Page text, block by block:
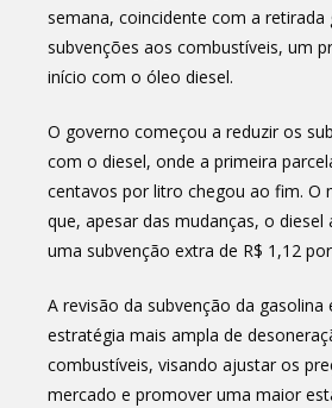
semana, coincidente com a retirada
subvenções aos combustíveis, um
início com o óleo diesel.
O governo começou a reduzir os
com o diesel, onde a primeira
centavos por litro chegou ao fim. O
que, apesar das mudanças, o diesel
uma subvenção extra de R$ 1,12
A revisão da subvenção da gasolina
estratégia mais ampla de
combustíveis, visando ajustar os
mercado e promover uma maior